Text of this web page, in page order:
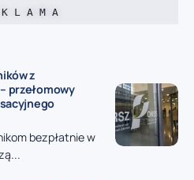
L A M A
z
przełomowy
bezpłatnie w